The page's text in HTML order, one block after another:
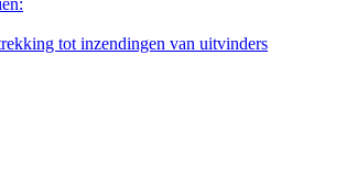
tot inzendingen van uitvinders